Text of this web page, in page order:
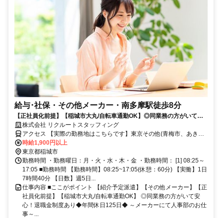
給与･社保・その他メーカー・南多摩駅徒歩8分
【正社員化前提】【稲城市大丸/自転車通勤OK】◎同業務の方がいて安
心！退職金制度あり◆年間休日125日◆
株式会社 リクルートスタッフィング
アクセス 【実際の勤務地はこちらです】東京その他(青梅市、あきる
野市、日野市など)東京都南多摩駅徒歩8分
時給1,900円以上
東京都稲城市
勤務時間 ・勤務曜日：月・火・水・木・金 ・勤務時間： [1] 08:25～
17:05 ■勤務時間 【勤務時間】08:25~17:05(休憩：60分) 【実働】1日
7時間40分 【日数】週5日...
仕事内容 ■ここがポイント 【紹介予定派遣】【その他メーカー】【正
社員化前提】【稲城市大丸/自転車通勤OK】 ◎同業務の方がいて安
心！退職金制度あり◆年間休日125日◆ ～メーカーにて人事部のお仕
事～...